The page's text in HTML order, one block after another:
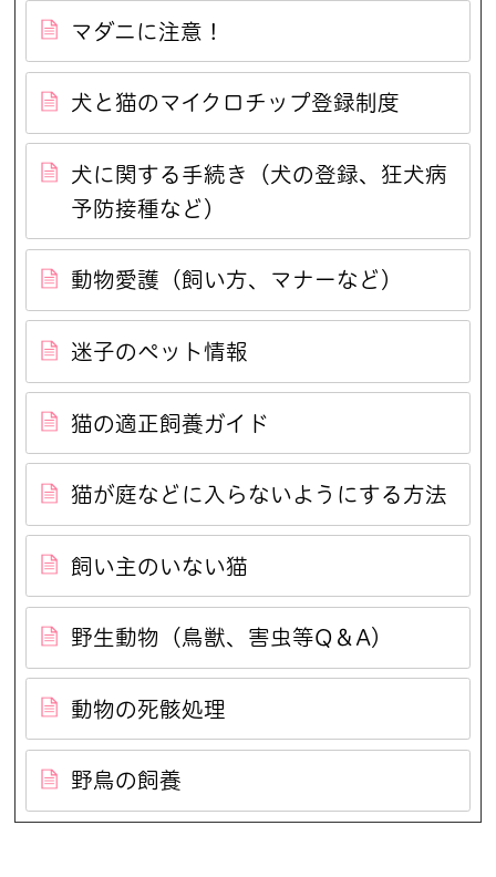
マダニに注意！
犬と猫のマイクロチップ登録制度
犬に関する手続き（犬の登録、狂犬病
予防接種など）
動物愛護（飼い方、マナーなど）
迷子のペット情報
猫の適正飼養ガイド
猫が庭などに入らないようにする方法
飼い主のいない猫
野生動物（鳥獣、害虫等Q＆A）
動物の死骸処理
野鳥の飼養